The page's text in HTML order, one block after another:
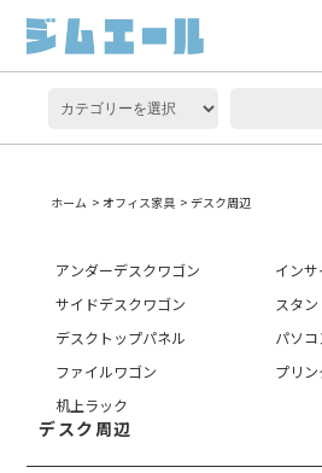
ホーム >オフィス家具 >デスク周辺
アンダーデスクワゴン
イン
サイドデスクワゴン
スタン
デスクトップパネル
パソ
ファイルワゴン
プリ
机上ラック
デスク周辺